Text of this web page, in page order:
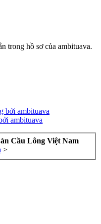
trong hồ sơ của ambituava.
bởi ambituava
ambituava
Cầu Lông Việt Nam
>